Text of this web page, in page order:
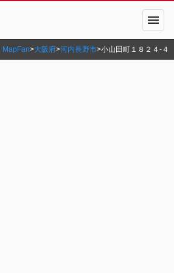
menu
MapFan>大阪府>河内長野市>小山田町１８２４‐４